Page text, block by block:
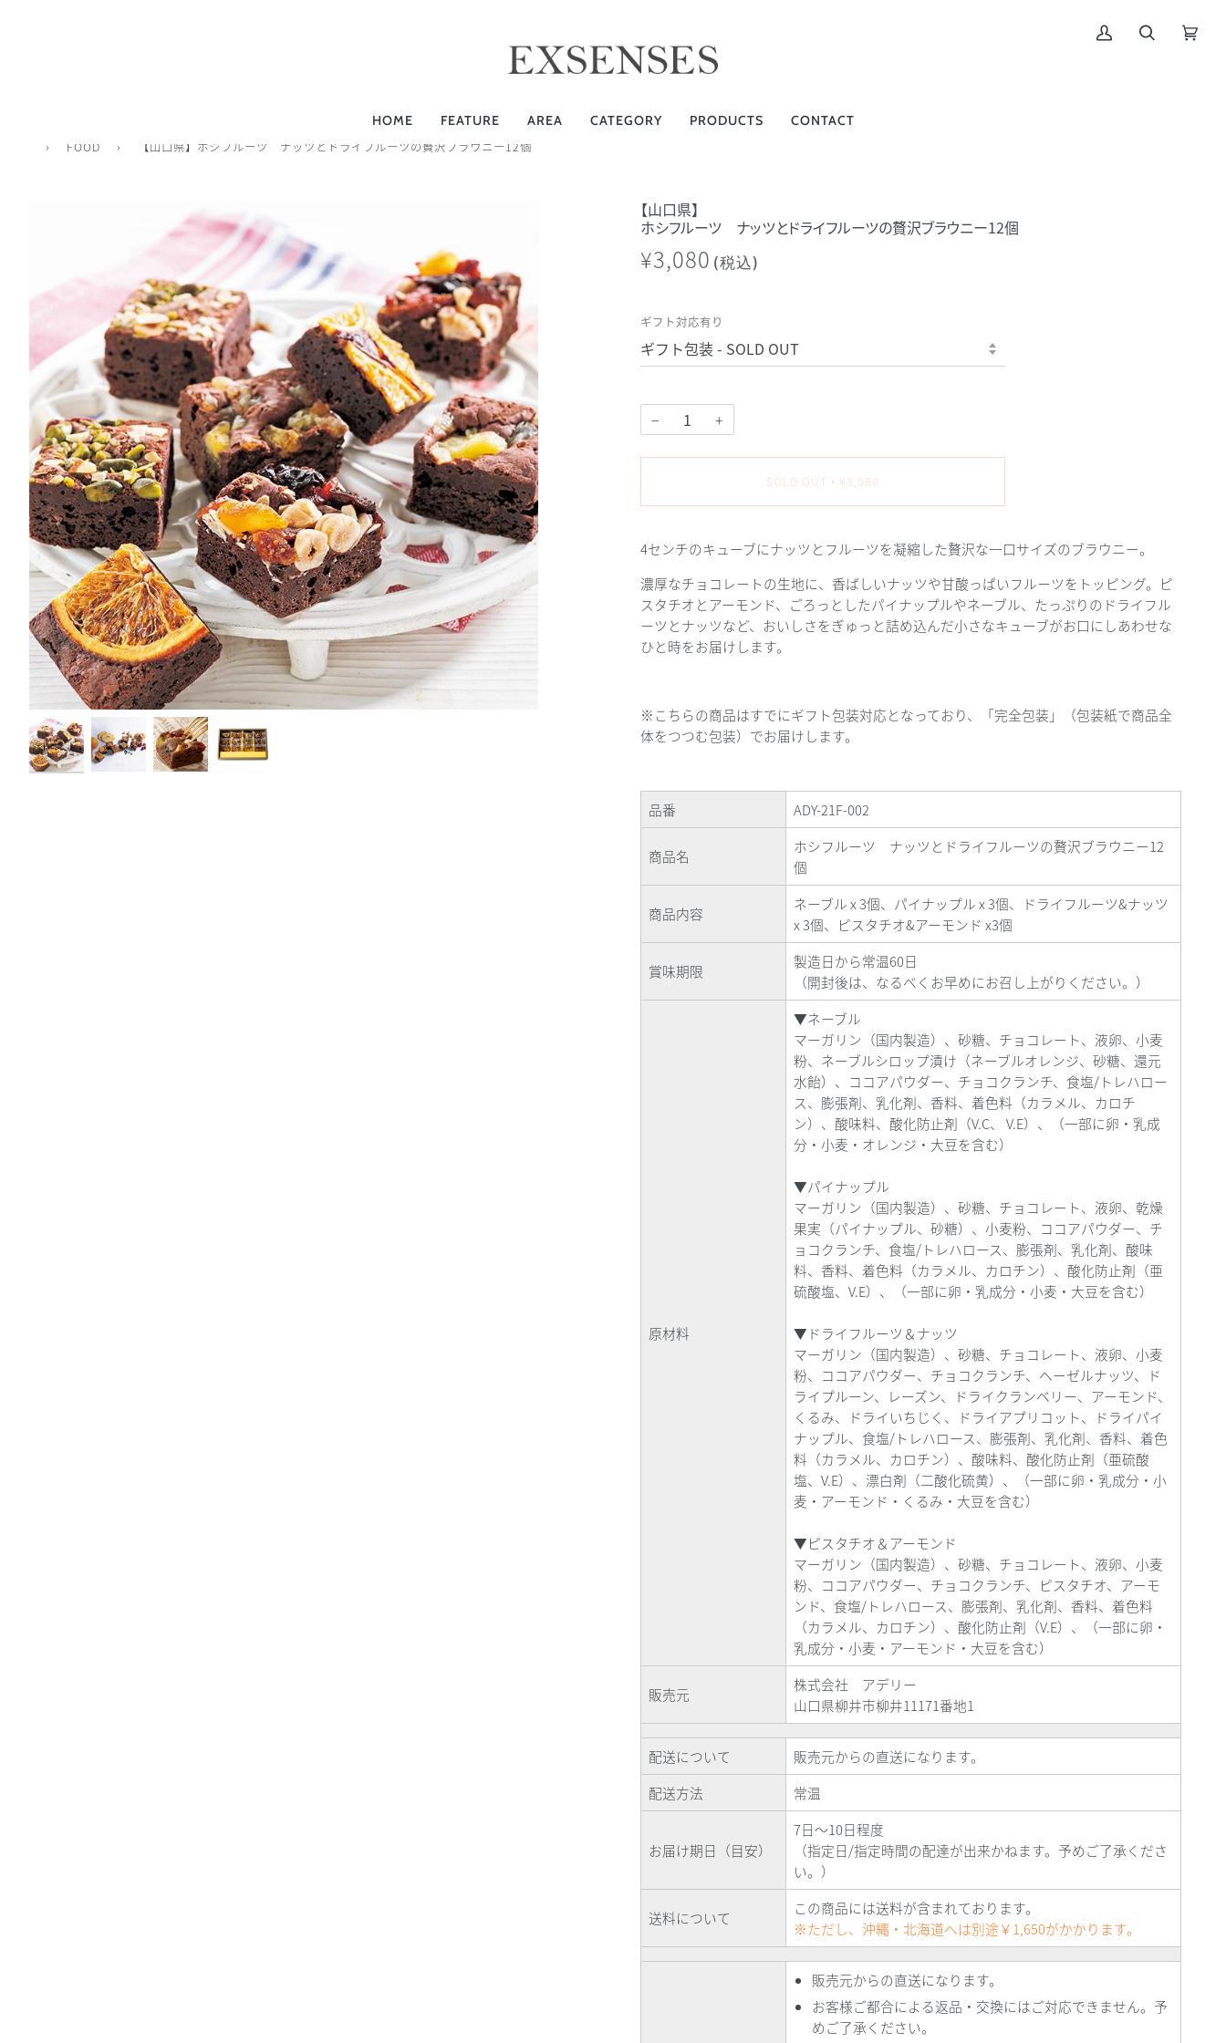
HOME FEATURE AREA CATEGORY PRODUCTS CONTACT
マ
検
CART
› FOOD › 【山口県】ホシフルーツ ナッツとドライフルーツの贅沢ブラウニー12個
【山口県】
ホシフルーツ ナッツとドライフルーツの贅沢ブラウニー12個
¥3,080 (税込)
ギフト対応有り
− +
SOLD OUT • ¥3,080
4センチのキューブにナッツとフルーツを凝縮した贅沢な一口サイズのブラウニー。
濃厚なチョコレートの生地に、香ばしいナッツや甘酸っぱいフルーツをトッピング。ピ
スタチオとアーモンド、ごろっとしたパイナップルやネーブル、たっぷりのドライフル
ーツとナッツなど、おいしさをぎゅっと詰め込んだ小さなキューブがお口にしあわせな
ひと時をお届けします。
※こちらの商品はすでにギフト包装対応となっており、「完全包装」（包装紙で商品全
体をつつむ包装）でお届けします。
品番 ADY-21F-002
商品名
ホシフルーツ ナッツとドライフルーツの贅沢ブラウニー12
個
商品内容
ネーブルx 3個、パイナップルx 3個、ドライフルーツ&ナッツ
x 3個、ピスタチオ&アーモンド x3個
賞味期限
製造日から常温60日
（開封後は、なるべくお早めにお召し上がりください。）
原材料
▼ネーブル
マーガリン（国内製造）、砂糖、チョコレート、液卵、小麦
粉、ネーブルシロップ漬け（ネーブルオレンジ、砂糖、還元
水飴）、ココアパウダー、チョコクランチ、食塩/ トレハロー
ス、膨張剤、乳化剤、香料、着色料（カラメル、カロチ
ン）、酸味料、酸化防止剤（V.C、 V.E） 、（一部に卵・乳成
分・小麦・オレンジ・大豆を含む）
▼パイナップル
マーガリン（国内製造）、砂糖、チョコレート、液卵、乾燥
果実（パイナップル、砂糖）、小麦粉、ココアパウダー、チ
ョコクランチ、食塩/ トレハロース、膨張剤、乳化剤、酸味
料、香料、着色料（カラメル、カロチン）、酸化防止剤（亜
硫酸塩、V.E） 、（一部に卵・乳成分・小麦・大豆を含む）
▼ドライフルーツ＆ナッツ
マーガリン（国内製造）、砂糖、チョコレート、液卵、小麦
粉、ココアパウダー、チョコクランチ、ヘーゼルナッツ、ド
ライプルーン、レーズン、ドライクランベリー、アーモンド、
くるみ、ドライいちじく、ドライアプリコット、ドライパイ
ナップル、食塩/ トレハロース、膨張剤、乳化剤、香料、着色
料（カラメル、カロチン）、酸味料、酸化防止剤（亜硫酸
塩、V.E） 、漂白剤（二酸化硫黄）、（一部に卵・乳成分・小
麦・アーモンド・くるみ・大豆を含む）
▼ピスタチオ＆アーモンド
マーガリン（国内製造）、砂糖、チョコレート、液卵、小麦
粉、ココアパウダー、チョコクランチ、ピスタチオ、アーモ
ンド、食塩/ トレハロース、膨張剤、乳化剤、香料、着色料
（カラメル、カロチン）、酸化防止剤（V.E） 、（一部に卵・
乳成分・小麦・アーモンド・大豆を含む）
販売元
株式会社 アデリー
山口県柳井市柳井11171番地1
配送について
販売元からの直送になります。
配送方法
常温
お届け期日（目安）
7日～10日程度
（指定日/指定時間の配達が出来かねます。予めご了承くださ
い。）
送料について
この商品には送料が含まれております。
※ただし、沖縄・北海道へは別途￥1,650がかかります。
販売元からの直送になります。
お客様ご都合による返品・交換にはご対応できません。予
めご了承ください。